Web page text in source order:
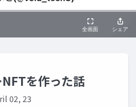
を作った話
02, 23